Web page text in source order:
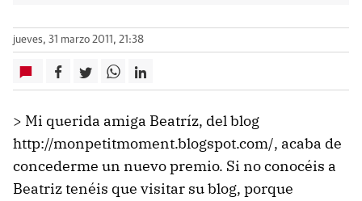
jueves, 31 marzo 2011, 21:38
> Mi querida amiga Beatríz, del blog
http://monpetitmoment.blogspot.com/, acaba de
concederme un nuevo premio. Si no conocéis a
Beatriz tenéis que visitar su blog, porque